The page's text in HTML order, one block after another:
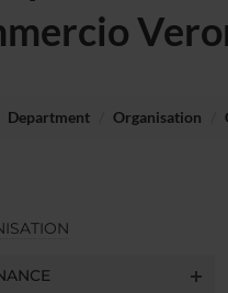
Department Organisation